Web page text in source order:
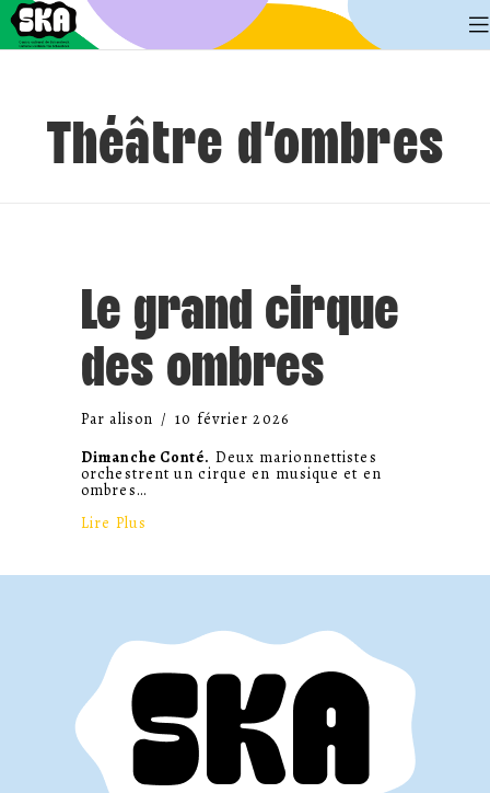
Théâtre d'ombres
Le grand cirque
des ombres
Par alison / 10 février 2026
Dimanche Conté. Deux marionnettistes
orchestrent un cirque en musique et en
ombres…
Lire Plus